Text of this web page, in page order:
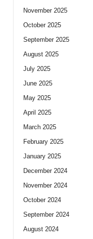
November 2025
October 2025
September 2025
August 2025
July 2025
June 2025
May 2025
April 2025
March 2025
February 2025
January 2025
December 2024
November 2024
October 2024
September 2024
August 2024